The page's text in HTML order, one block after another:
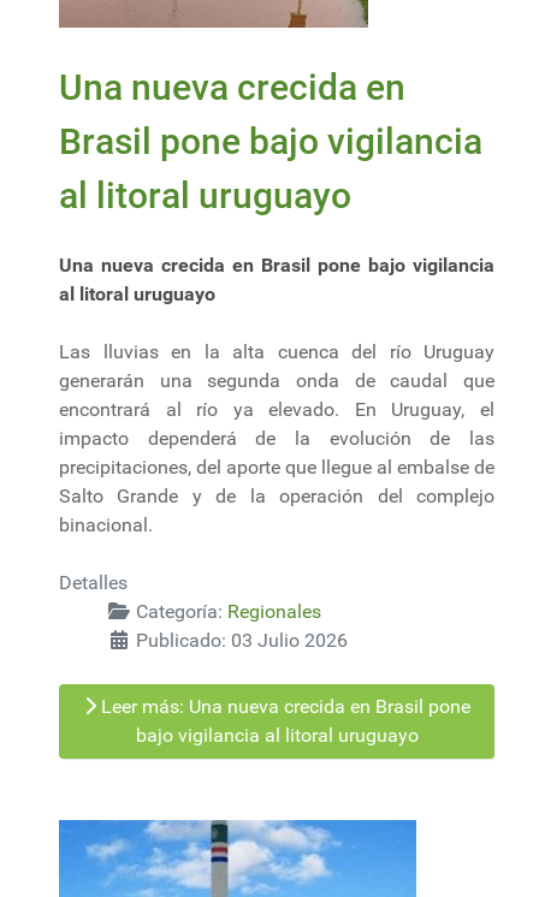
Una nueva crecida en
Brasil pone bajo vigilancia
al litoral uruguayo
Una nueva crecida en Brasil pone bajo vigilancia
al litoral uruguayo
Las lluvias en la alta cuenca del río Uruguay
generarán una segunda onda de caudal que
encontrará al río ya elevado. En Uruguay, el
impacto dependerá de la evolución de las
precipitaciones, del aporte que llegue al embalse de
Salto Grande y de la operación del complejo
binacional.
Detalles
Categoría: Regionales
Publicado: 03 Julio 2026
Leer más: Una nueva crecida en Brasil pone
bajo vigilancia al litoral uruguayo